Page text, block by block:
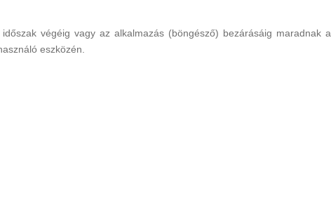
végéig vagy az alkalmazás (böngésző) bezárásáig maradnak a
eszközén.